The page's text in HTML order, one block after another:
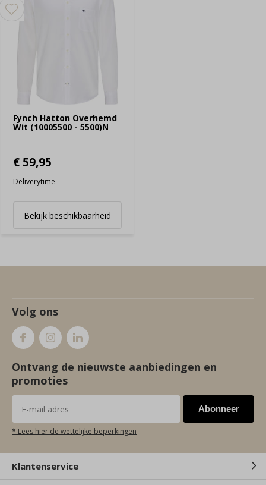
Fynch Hatton Overhemd
Wit (10005500 - 5500)N
€ 59,95
Deliverytime
Bekijk beschikbaarheid
Volg ons
Ontvang de nieuwste aanbiedingen en
promoties
Abonneer
* Lees hier de wettelijke beperkingen
Klantenservice